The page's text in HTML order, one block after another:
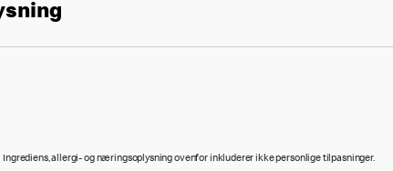
Ingrediens, allergi- og næringsoplysning ovenfor inkluderer ikke personlige tilpasninger.